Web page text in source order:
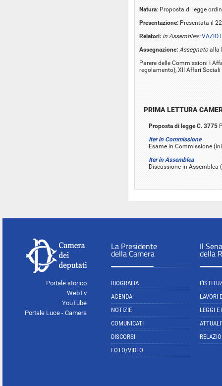
Natura: Proposta di legge
Presentazione: Presentata il
Relatori: in Assemblea:VAZIO
Assegnazione: Assegnatoalla
Parere delle Commissioni I
regolamento), XII Affari
PRIMA LETTURA
Proposta di legge C. 3775
Iter in Commissione
Esame in Commissione
Iter in Assemblea
Discussione in
Portale storico
WebTv
YouTube
Portale Luce - Camera
La Presidente
della Camera
BIOGRAFIA
AGENDA
NOTIZIE
COMUNICATI
DISCORSI
FOTO/VIDEO
Il
della
LAVORI
LEGGI E